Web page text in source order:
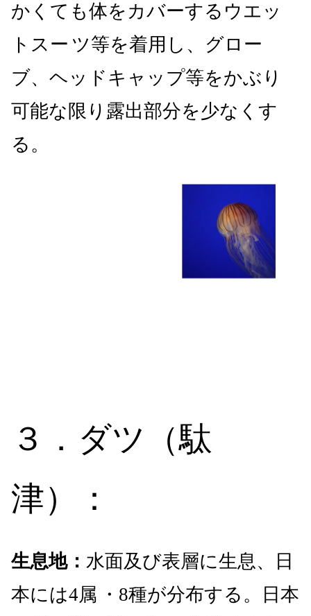
かくても体をカバーするウエッ
トスー ツ等を着用し、グロー
ブ、ヘッドキャップ等をかぶり
可能な限り露出部分を少なくす
る。
３．ダツ（駄
津）
：
生息地： 水面及び表層に生息、日
本には4属 ・8種が分布する。日本